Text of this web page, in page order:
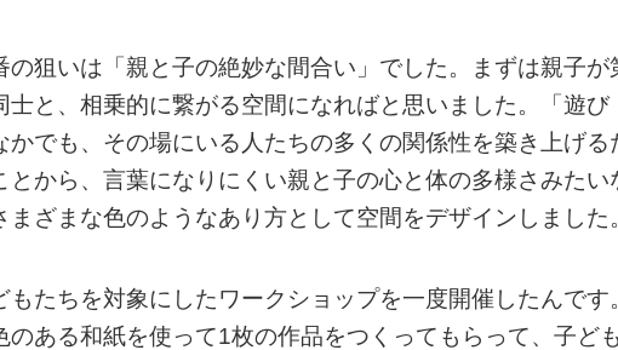
狙いは「親と子の絶妙な間合い」でした。まずは親子が
と、相乗的に繋がる空間になればと思いました。「遊び
でも、その場にいる人たちの多くの関係性を築き上げる
から、言葉になりにくい親と子の心と体の多様さみたい
ざまな色のようなあり方として空間をデザインしました
たちを対象にしたワークショップを一度開催したんです
ある和紙を使って1枚の作品をつくってもらって、子ど